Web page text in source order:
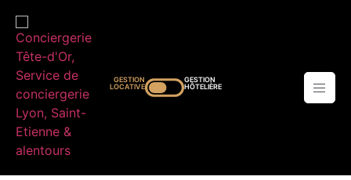
GESTION
LOCATIVE
GESTION
HÔTELIÈRE